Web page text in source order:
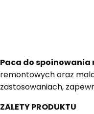
Paca do spoinowania
remontowych oraz
zastosowaniach,
ZALETY PRODUKTU